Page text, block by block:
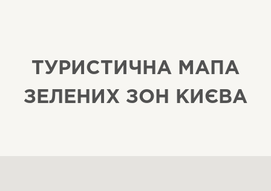
ТУРИСТИЧНА МАПА
ЗЕЛЕНИХ ЗОН КИЄВА